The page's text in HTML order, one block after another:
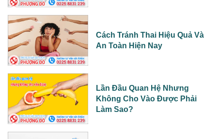
Cách Tránh Thai Hiệu Quả Và
An Toàn Hiện Nay
Lần Đầu Quan Hệ Nhưng
Không Cho Vào Được Phải
Làm Sao?